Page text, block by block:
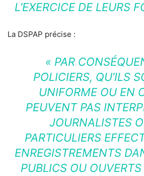
L’EXERCICE DE LEURS
La DSPAP précise :
« PAR
POLICIERS, QU’ILS
UNIFORME OU EN
PEUVENT PAS
JOURNALISTES
PARTICULIERS
ENREGISTREMENTS
PUBLICS OU